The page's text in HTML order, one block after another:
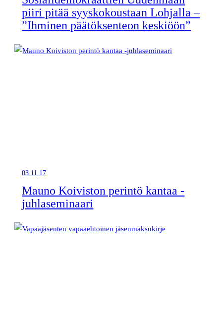
piiri pitää syyskokoustaan Lohjalla –
”Ihminen päätöksenteon keskiöön”
03.11.17
Mauno Koiviston perintö kantaa -
juhlaseminaari